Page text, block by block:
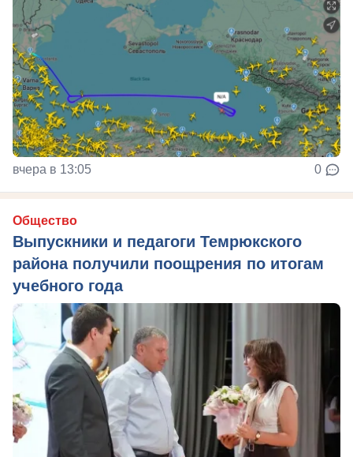
вчера в 13:05 0
Общество
Выпускники и педагоги Темрюкского
района получили поощрения по итогам
учебного года